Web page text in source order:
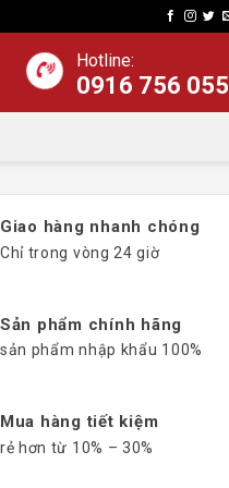
Hotline:
0916 756 055
Giao hàng nhanh chóng
Chỉ trong vòng 24 giờ
Sản phẩm chính hãng
sản phẩm nhập khẩu 100%
Mua hàng tiết kiệm
rẻ hơn từ 10% – 30%